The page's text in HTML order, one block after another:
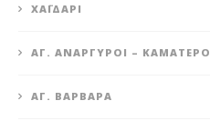
XΑΪΔΆΡΙ
ΆΓ. ΑΝΆΡΓΥΡΟΙ – KΑΜΑΤΕΡΌ
ΑΓ. ΒΑΡΒΆΡΑ